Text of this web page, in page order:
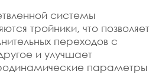
системы
тройники, что позволяет
переходов с
и улучшает
параметры